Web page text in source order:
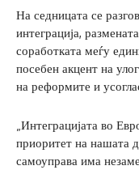
На седницата се
интеграција,
соработката меѓу
посебен акцент на
на реформите и
„Интеграцијата во
приоритет на нашата
самоуправа има